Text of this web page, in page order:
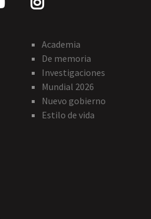
Academia
De memoria
Investigaciones
Mundial 2026
Nuevo gobierno
Estilo de vida